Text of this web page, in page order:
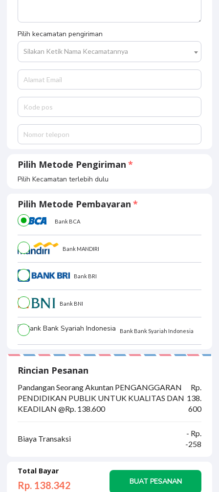
Pilih kecamatan pengiriman
Silakan Ketik Nama Kecamatannya
Pilih Metode Pengiriman
Pilih Kecamatan terlebih dulu
Pilih Metode Pembayaran
Bank BCA
Bank MANDIRI
Bank BRI
Bank BNI
Bank Bank Syariah Indonesia
Rincian Pesanan
Pandangan Seorang Akuntan PENGANGGARAN
PENDIDIKAN PUBLIK UNTUK KUALITAS DAN
KEADILAN @Rp. 138.600
Rp.
138.
600
Biaya Transaksi
- Rp.
-258
Total Bayar
Rp. 138.342 BUAT PESANAN